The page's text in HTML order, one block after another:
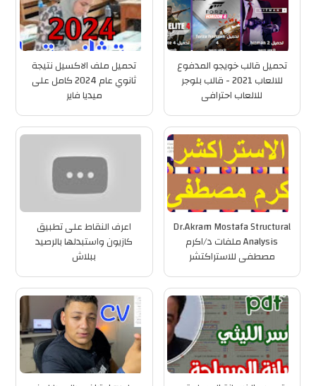
تحميل قالب خويجو المدفوع
للالعاب 2021 - قالب بلوجر
للالعاب احترافى
تحميل ملف الاكسيل نتيجة
ثانوي عام 2024 كامل على
ميديا فاير
Dr.Akram Mostafa Structural
Analysis ملفات د/اكرم
مصطفى للاستراكتشر
اعرف النقاط على تطبيق
كازيون واستبدلها بالرصيد
ببلاش